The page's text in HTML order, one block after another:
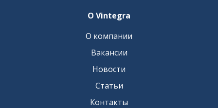
О Vintegra
О компании
Вакансии
Новости
Статьи
Контакты